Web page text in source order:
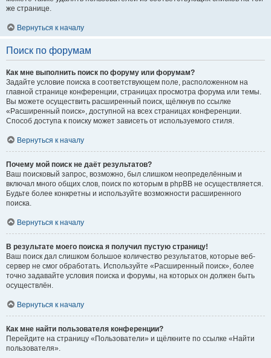
же странице.
Вернуться к началу
Поиск по форумам
Как мне выполнить поиск по форуму или форумам?
Задайте условие поиска в соответствующем поле, расположенном на
главной странице конференции, страницах просмотра форума или темы.
Вы можете осуществить расширенный поиск, щёлкнув по ссылке
«Расширенный поиск», доступной на всех страницах конференции.
Способ доступа к поиску может зависеть от используемого стиля.
Вернуться к началу
Почему мой поиск не даёт результатов?
Ваш поисковый запрос, возможно, был слишком неопределённым и
включал много общих слов, поиск по которым в phpBB не осуществляется.
Будьте более конкретны и используйте возможности расширенного
поиска.
Вернуться к началу
В результате моего поиска я получил пустую страницу!
Ваш поиск дал слишком большое количество результатов, которые веб-
сервер не смог обработать. Используйте «Расширенный поиск», более
точно задавайте условия поиска и форумы, на которых он должен быть
осуществлён.
Вернуться к началу
Как мне найти пользователя конференции?
Перейдите на страницу «Пользователи» и щёлкните по ссылке «Найти
пользователя».